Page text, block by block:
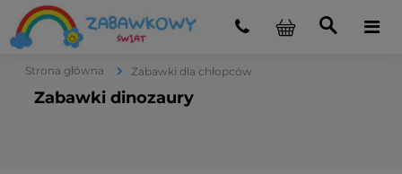
Strona główna Zabawki dla chłopców
Zabawki dinozaury